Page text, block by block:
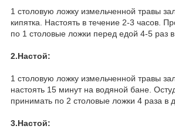
1 столовую ложку измельченной травы
кипятка. Настоять в течение 2-3 часов.
по 1 столовые ложки перед едой 4-5 раз в
2.Настой:
1 столовую ложку измельченной травы
настоять 15 минут на водяной бане.
принимать по 2 столовые ложки 4 раза в
3.Настой: